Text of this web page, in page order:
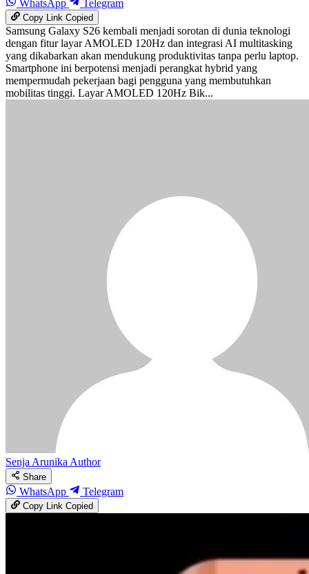
WhatsApp Telegram
Copy LinkCopied
Samsung Galaxy S26 kembali menjadi sorotan di dunia teknologi
dengan fitur layar AMOLED 120Hz dan integrasi AI multitasking
yang dikabarkan akan mendukung produktivitas tanpa perlu laptop.
Smartphone ini berpotensi menjadi perangkat hybrid yang
mempermudah pekerjaan bagi pengguna yang membutuhkan
mobilitas tinggi. Layar AMOLED 120Hz Bik...
Senja ArunikaAuthor
Share
WhatsApp Telegram
Copy LinkCopied